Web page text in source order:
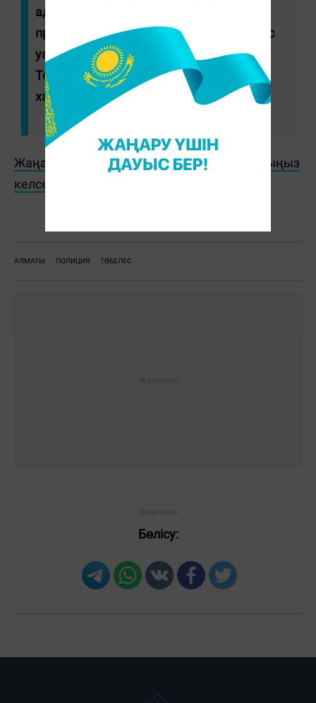
адам ұсталды. Олар ҚР Қылмыстық-
процестік кодексінің 128-бабына сәйкес
уақытша ұстау изоляторына қамалды.
Тергеу жалғасады", - делінген
хабарламада.
Жаңалықтарды бәрінен бұрын біліп отырғыңыз
келсе, Telegram-арнамызға жазылыңыз!
АЛМАТЫ ПОЛИЦИЯ ТӨБЕЛЕС
Бөлісу: